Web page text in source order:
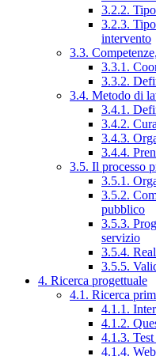
3.2.2.
3.2.3.
intervento
3.3.
3.3.1.
3.3.2.
3.4. Metodo di
3.4.1.
3.4.2.
3.4.3.
3.4.4.
3.5. Il processo
3.5.1.
3.5.2.
pubblico
3.5.3.
servizio
3.5.4.
3.5.5.
4. Ricerca progettuale
4.1. Ricerca
4.1.1.
4.1.2.
4.1.3.
4.1.4.